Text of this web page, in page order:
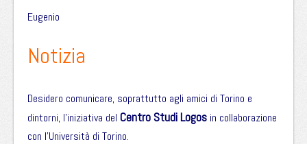
Eugenio
Notizia
Desidero comunicare, soprattutto agli amici di Torino e
dintorni, l’iniziativa del Centro Studi Logos in collaborazione
con l’Università di Torino.